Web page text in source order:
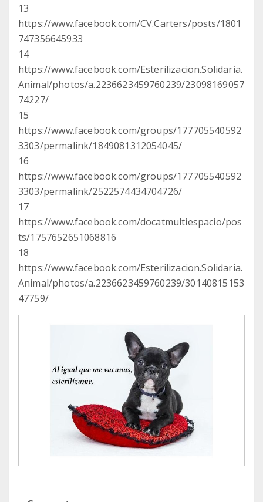
13
https://www.facebook.com/CV.Carters/posts/1801
747356645933
14
https://www.facebook.com/Esterilizacion.Solidaria.
Animal/photos/a.2236623459760239/23098169057
74227/
15
https://www.facebook.com/groups/177705540592
3303/permalink/1849081312054045/
16
https://www.facebook.com/groups/177705540592
3303/permalink/2522574434704726/
17
https://www.facebook.com/docatmultiespacio/pos
ts/1757652651068816
18
https://www.facebook.com/Esterilizacion.Solidaria.
Animal/photos/a.2236623459760239/30140815153
47759/